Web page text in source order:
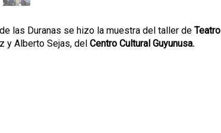
las Duranas se hizo la muestra del taller de Teatro
y Alberto Sejas, del Centro Cultural Guyunusa.